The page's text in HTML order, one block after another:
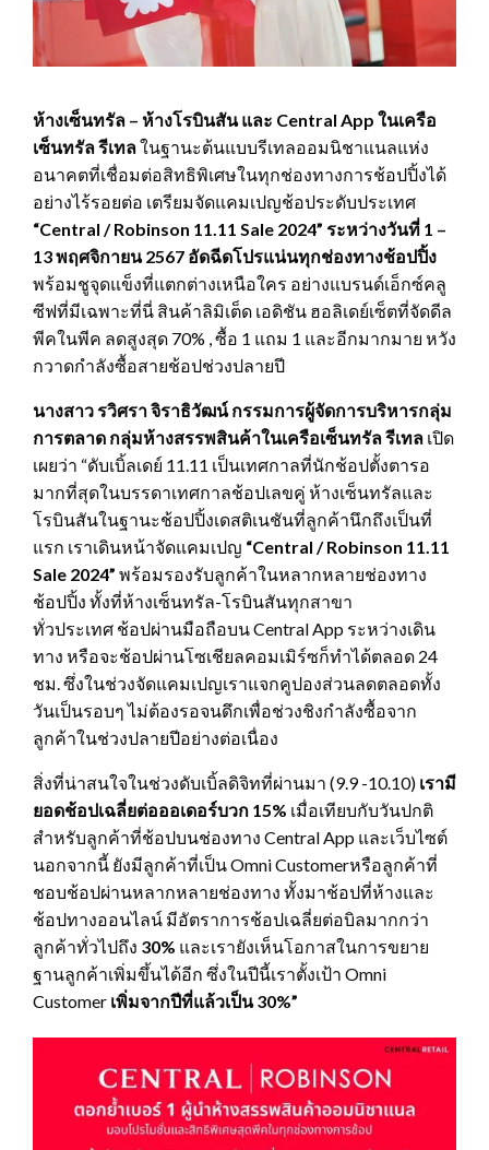
ห้างเซ็นทรัล – ห้างโรบินสัน และ Central App ในเครือ
เซ็นทรัล รีเทลในฐานะต้นแบบรีเทลออมนิชาแนลแห่ง
อนาคตที่เชื่อมต่อสิทธิพิเศษในทุกช่องทางการช้อปปิ้งได้
อย่างไร้รอยต่อ เตรียมจัดแคมเปญช้อประดับประเทศ
“Central / Robinson 11.11 Sale 2024” ระหว่างวันที่ 1 –
13 พฤศจิกายน 2567 อัดฉีดโปรแน่นทุกช่องทางช้อปปิ้ง
พร้อมชูจุดแข็งที่แตกต่างเหนือใคร อย่างแบรนด์เอ็กซ์คลู
ซีฟที่มีเฉพาะที่นี่ สินค้าลิมิเต็ด เอดิชัน ฮอลิเดย์เซ็ตที่จัดดีล
พีคในพีค ลดสูงสุด 70% , ซื้อ 1 แถม 1 และอีกมากมาย หวัง
กวาดกำลังซื้อสายช้อปช่วงปลายปี
นางสาว รวิศรา จิราธิวัฒน์ กรรมการผู้จัดการบริหารกลุ่ม
การตลาด กลุ่มห้างสรรพสินค้าในเครือเซ็นทรัล รีเทล เปิด
เผยว่า “ดับเบิ้ลเดย์ 11.11 เป็นเทศกาลที่นักช้อปตั้งตารอ
มากที่สุดในบรรดาเทศกาลช้อปเลขคู่ ห้างเซ็นทรัลและ
โรบินสันในฐานะช้อปปิ้งเดสติเนชันที่ลูกค้านึกถึงเป็นที่
แรก เราเดินหน้าจัดแคมเปญ “Central / Robinson 11.11
Sale 2024” พร้อมรองรับลูกค้าในหลากหลายช่องทาง
ช้อปปิ้ง ทั้งที่ห้างเซ็นทรัล-โรบินสันทุกสาขา
ทั่วประเทศ ช้อปผ่านมือถือบน Central App ระหว่างเดิน
ทาง หรือจะช้อปผ่านโซเชียลคอมเมิร์ซก็ทำได้ตลอด 24
ชม. ซึ่งในช่วงจัดแคมเปญเราแจกคูปองส่วนลดตลอดทั้ง
วันเป็นรอบๆ ไม่ต้องรอจนดึกเพื่อช่วงชิงกำลังซื้อจาก
ลูกค้าในช่วงปลายปีอย่างต่อเนื่อง
สิ่งที่น่าสนใจในช่วงดับเบิ้ลดิจิทที่ผ่านมา (9.9 -10.10) เรามี
ยอดช้อปเฉลี่ยต่อออเดอร์บวก 15% เมื่อเทียบกับวันปกติ
สำหรับลูกค้าที่ช้อปบนช่องทาง Central App และเว็บไซต์
นอกจากนี้ ยังมีลูกค้าที่เป็น Omni Customerหรือลูกค้าที่
ชอบช้อปผ่านหลากหลายช่องทาง ทั้งมาช้อปที่ห้างและ
ช้อปทางออนไลน์ มีอัตราการช้อปเฉลี่ยต่อบิลมากกว่า
ลูกค้าทั่วไปถึง 30% และเรายังเห็นโอกาสในการขยาย
ฐานลูกค้าเพิ่มขึ้นได้อีก ซึ่งในปีนี้เราตั้งเป้า Omni
Customer เพิ่มจากปีที่แล้วเป็น 30%”